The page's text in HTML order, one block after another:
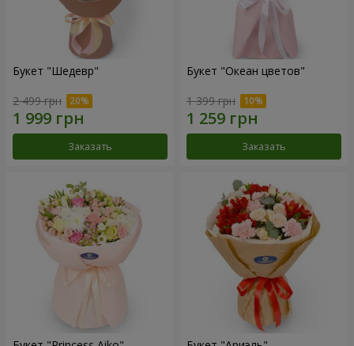
Букет "Шедевр"
2 499 грн
Заказать
Букет "Океан цветов"
1 399 грн
Заказать